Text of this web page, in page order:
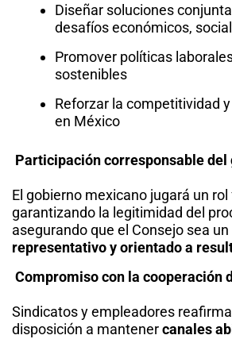
Diseñar soluciones
desafíos económicos,
Promover políticas
sostenibles
Reforzar la competitividad
en México
Participación corresponsable del
El gobierno mexicano jugará un
garantizando la legitimidad del
asegurando que el Consejo sea un
representativo y orientado a
Compromiso con la cooperación
Sindicatos y empleadores
disposición a mantenercanales